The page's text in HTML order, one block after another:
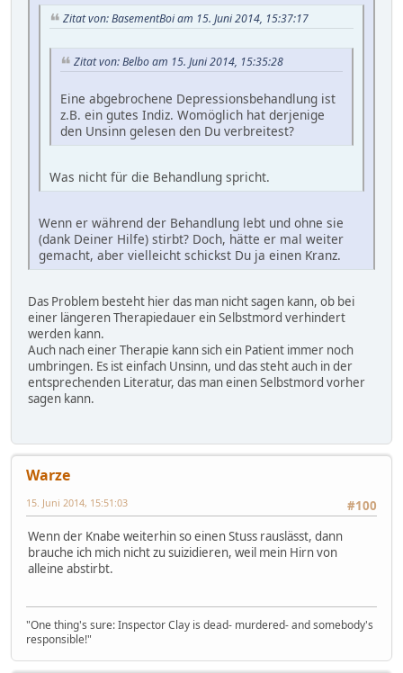
Zitat von: BasementBoi am 15. Juni 2014, 15:37:17
Zitat von: Belbo am 15. Juni 2014, 15:35:28
Eine abgebrochene Depressionsbehandlung ist
z.B. ein gutes Indiz. Womöglich hat derjenige
den Unsinn gelesen den Du verbreitest?
Was nicht für die Behandlung spricht.
Wenn er während der Behandlung lebt und ohne sie
(dank Deiner Hilfe) stirbt? Doch, hätte er mal weiter
gemacht, aber vielleicht schickst Du ja einen Kranz.
Das Problem besteht hier das man nicht sagen kann, ob bei
einer längeren Therapiedauer ein Selbstmord verhindert
werden kann.
Auch nach einer Therapie kann sich ein Patient immer noch
umbringen. Es ist einfach Unsinn, und das steht auch in der
entsprechenden Literatur, das man einen Selbstmord vorher
sagen kann.
Warze
#100
15. Juni 2014, 15:51:03
Wenn der Knabe weiterhin so einen Stuss rauslässt, dann
brauche ich mich nicht zu suizidieren, weil mein Hirn von
alleine abstirbt.
"One thing's sure: Inspector Clay is dead- murdered- and somebody's
responsible!"